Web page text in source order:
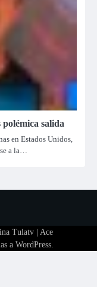
salida
en Estados Unidos,
a la…
Tulatv| Ace
a WordPress